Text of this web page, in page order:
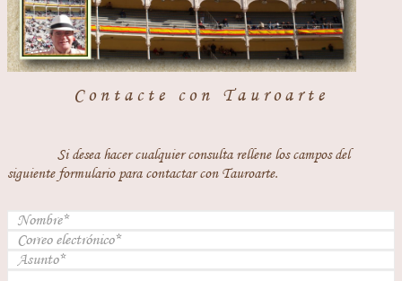
Contacte con Tauroarte
Si desea hacer cualquier consulta rellene los campos del
siguiente formulario para contactar con Tauroarte.